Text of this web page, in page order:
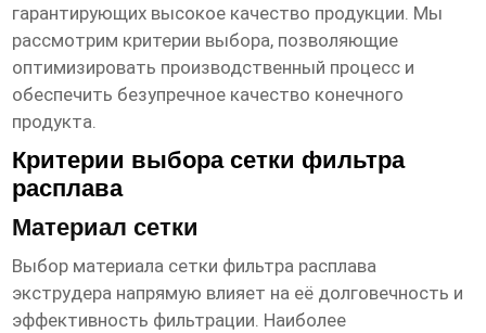
гарантирующих высокое качество продукции. Мы
рассмотрим критерии выбора, позволяющие
оптимизировать производственный процесс и
обеспечить безупречное качество конечного
продукта.
Критерии выбора сетки фильтра
расплава
Материал сетки
Выбор материала сетки фильтра расплава
экструдера напрямую влияет на её долговечность и
эффективность фильтрации. Наиболее